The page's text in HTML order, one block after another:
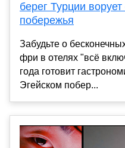
берег Турции
побережья
Забудьте о
фри в отелях "всё
года готовит
Эгейском побер...